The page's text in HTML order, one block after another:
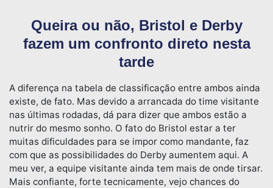
Queira ou não, Bristol e Derby
fazem um confronto direto nesta
tarde
A diferença na tabela de classificação entre ambos ainda
existe, de fato. Mas devido a arrancada do time visitante
nas últimas rodadas, dá para dizer que ambos estão a
nutrir do mesmo sonho. O fato do Bristol estar a ter
muitas dificuldades para se impor como mandante, faz
com que as possibilidades do Derby aumentem aqui. A
meu ver, a equipe visitante ainda tem mais de onde tirsar.
Mais confiante, forte tecnicamente, vejo chances do